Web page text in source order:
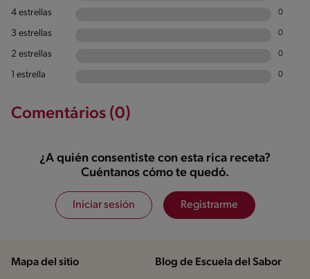
4 estrellas 0
3 estrellas 0
2 estrellas 0
1 estrella 0
Comentários (0)
¿A quién consentiste con esta rica receta?
Cuéntanos cómo te quedó.
Iniciar sesión Registrarme
Mapa del sitio Blog de Escuela del Sabor